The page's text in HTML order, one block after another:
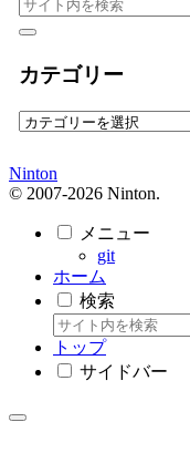
カテゴリー
カ
ゴ
リ
Ninton
© 2007-2026 Ninton.
メニュー
git
ホーム
検索
トップ
サイドバー